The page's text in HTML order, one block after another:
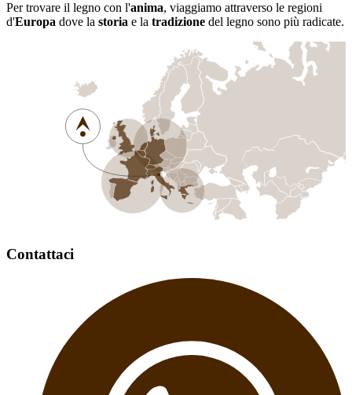
Per trovare il legno con l'anima, viaggiamo attraverso le regioni
d'Europa dove la storia e la tradizione del legno sono più radicate.
Contattaci